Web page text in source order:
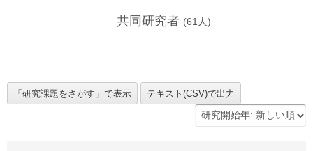
共同研究者 (61 人)